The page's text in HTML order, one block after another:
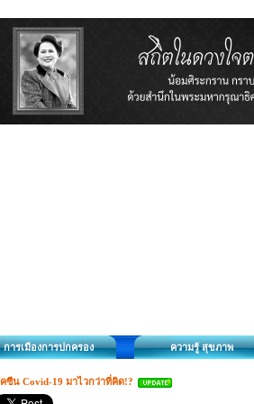
การเมืองการปกครอง ความรู้ สุขภาพ
ซีน Covid-19 มาไวกว่าที่คิด!?